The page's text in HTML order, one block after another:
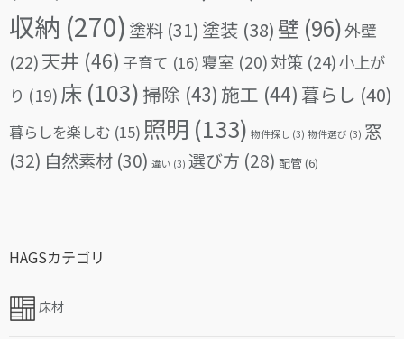
収納 (270) 塗料 (31) 塗装 (38) 壁 (96)外壁
(22)天井 (46) 子育て (16)寝室 (20) 対策 (24)小上が
り (19) 床 (103)掃除 (43) 施工 (44) 暮らし (40)
暮らしを楽しむ (15) 照明 (133) 物件探し (3) 物件選び (3) 窓
(32) 自然素材 (30) 違い (3) 選び方 (28) 配管(6)
HAGSカテゴリ
床材